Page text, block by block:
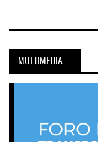
MULTIMEDIA